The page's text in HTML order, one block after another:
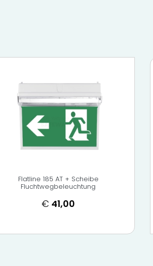
Flatline 185 AT + Scheibe
Fluchtwegbeleuchtung
€ 41,00